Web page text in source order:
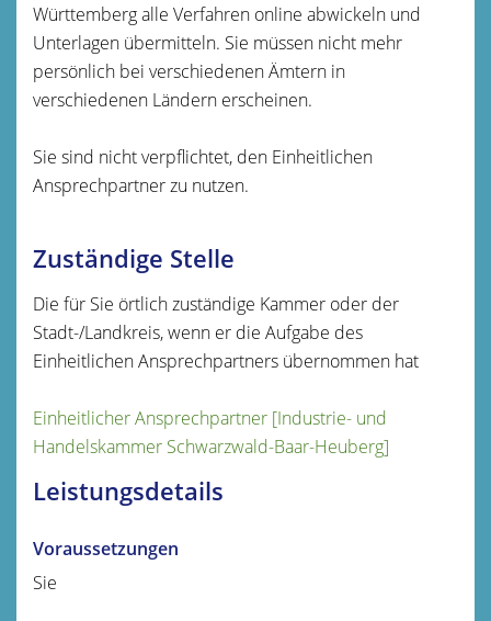
Württemberg alle Verfahren online abwickeln und
Unterlagen übermitteln. Sie müssen nicht mehr
persönlich bei verschiedenen Ämtern in
verschiedenen Ländern erscheinen.
Sie sind nicht verpflichtet, den Einheitlichen
Ansprechpartner zu nutzen.
Zuständige Stelle
Die für Sie örtlich zuständige Kammer oder der
Stadt-/Landkreis, wenn er die Aufgabe des
Einheitlichen Ansprechpartners übernommen hat
Einheitlicher Ansprechpartner [Industrie- und
Handelskammer Schwarzwald-Baar-Heuberg]
Leistungsdetails
Voraussetzungen
Sie